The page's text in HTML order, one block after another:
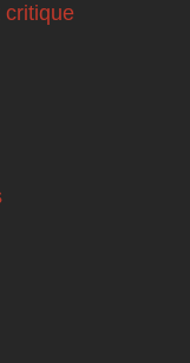
critique